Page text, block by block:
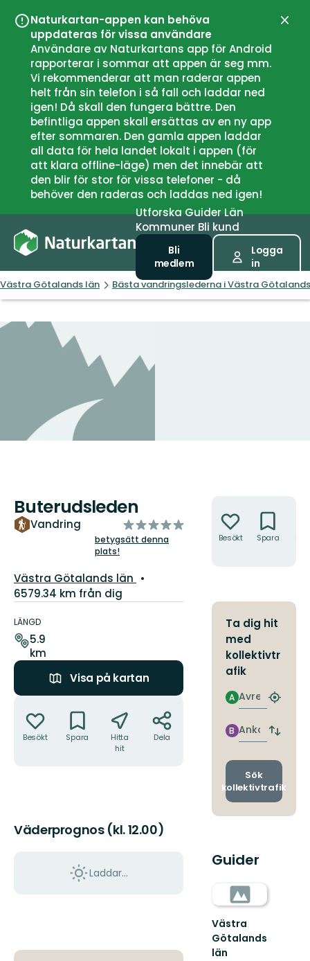
Naturkartan-appen kan behöva
uppdateras för vissa användare
Användare av Naturkartans app för Android
rapporterar i sommar att appen är seg mm.
Vi rekommenderar att man raderar appen
helt från sin telefon i så fall och laddar ned
igen! Då skall den fungera bättre. Den
befintliga appen skall ersättas av en ny app
efter sommaren. Den gamla appen laddar
all data för hela landet lokalt i appen (för
att klara offline-läge) men det innebär att
den blir för stor för vissa telefoner - då
behöver den raderas och laddas ned igen!
UtforskaGuiderLän
Kommuner Bli kund
Bli
medlem
Logga
in
Västra Götalands län Bästa vandringslederna i Västra
Buterudsleden
Vandring
av
5
betygsätt denna
plats!
Län:
Västra Götalands län
6579.34 km från dig
om
leden
LÄNGD
5.9
km
Visa på kartan
Besökt Spara
Hitta
hit
Dela
Väderprognos (kl. 12.00)
Laddar...
Besökt Spara
Ta dig hit
med
kollektivtr
afik
Avresa
A
Hitta
Ankomst
B
Byt
och
Sök
kollektivtrafik
Guider
Västra
Götalands
län